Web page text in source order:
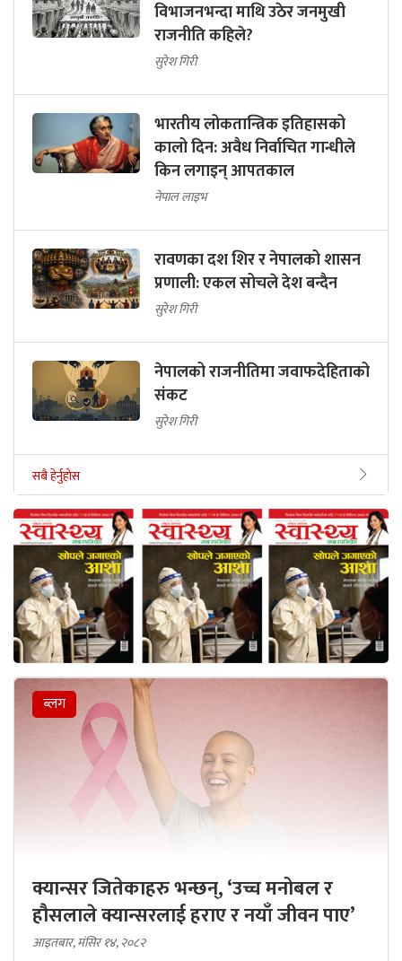
विभाजनभन्दा माथि उठेर जनमुखी
राजनीति कहिले?
सुरेश गिरी
भारतीय लोकतान्त्रिक इतिहासको
कालो दिन: अवैध निर्वाचित गान्धीले
किन लगाइन् आपतकाल
नेपाल लाइभ
रावणका दश शिर र नेपालको शासन
प्रणाली: एकल सोचले देश बन्दैन
सुरेश गिरी
नेपालको राजनीतिमा जवाफदेहिताको
संकट
सुरेश गिरी
सबै हेर्नुहोस
ब्लग
क्यान्सर जितेकाहरु भन्छन्, ‘उच्च मनोबल र
हौसलाले क्यान्सरलाई हराए र नयाँ जीवन पाए’
आइतबार, मंसिर १४, २०८२